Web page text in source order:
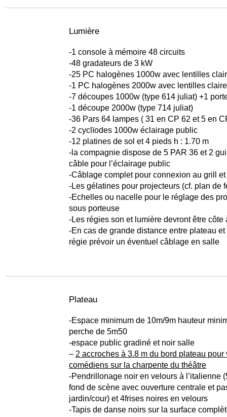
Lumière
-1 console à mémoire 48 circuits
-48 gradateurs de 3 kW
-25 PC halogènes 1000w avec lentilles
-1 PC halogènes 2000w avec lentilles
-7 découpes 1000w (type 614 juliat) +1
-1 découpe 2000w (type 714 juliat)
-36 Pars 64 lampes ( 31 en CP 62 et 5 en
-2 cyclïodes 1000w éclairage public
-12 platines de sol et 4 pieds h : 1.70 m
-la compagnie dispose de 5 PAR 36 et 2
câble pour l’éclairage public
-Câblage complet pour connexion au grill
-Les gélatines pour projecteurs (cf. plan de
-Echelles ou nacelle pour le réglage des
sous porteuse
-Les régies son et lumière devront être côte
-En cas de grande distance entre plateau
régie prévoir un éventuel câblage en salle
Plateau
-Espace minimum de 10m/9m hauteur
perche de 5m50
-espace public gradiné et noir salle
– 2 accroches à 3.8 m du bord plateau pour
comédiens sur la charpente du théâtre
-Pendrillonage noir en velours à l’italienne
fond de scène avec ouverture centrale et
jardin/cour) et 4frises noires en velours
-Tapis de danse noirs sur la surface